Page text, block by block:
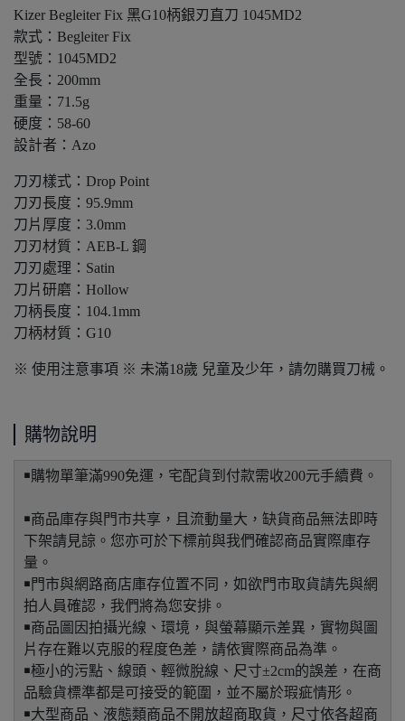
Kizer Begleiter Fix 黑G10柄銀刃直刀 1045MD2
款式：Begleiter Fix
型號：1045MD2
全長：200mm
重量：71.5g
硬度：58-60
設計者：Azo
刀刃樣式：Drop Point
刀刃長度：95.9mm
刀片厚度：3.0mm
刀刃材質：AEB-L 鋼
刀刃處理：Satin
刀片研磨：Hollow
刀柄長度：104.1mm
刀柄材質：G10
※ 使用注意事項 ※ 未滿18歲 兒童及少年，請勿購買刀械。
購物說明
￭購物單筆滿990免運，宅配貨到付款需收200元手續費。
￭商品庫存與門市共享，且流動量大，缺貨商品無法即時
下架請見諒。您亦可於下標前與我們確認商品實際庫存
量。
￭門市與網路商店庫存位置不同，如欲門市取貨請先與網
拍人員確認，我們將為您安排。
￭商品圖因拍攝光線、環境，與螢幕顯示差異，實物與圖
片存在難以克服的程度色差，請依實際商品為準。
￭極小的污點、線頭、輕微脫線、尺寸±2cm的誤差，在商
品驗貨標準都是可接受的範圍，並不屬於瑕疵情形。
￭大型商品、液態類商品不開放超商取貨，尺寸依各超商